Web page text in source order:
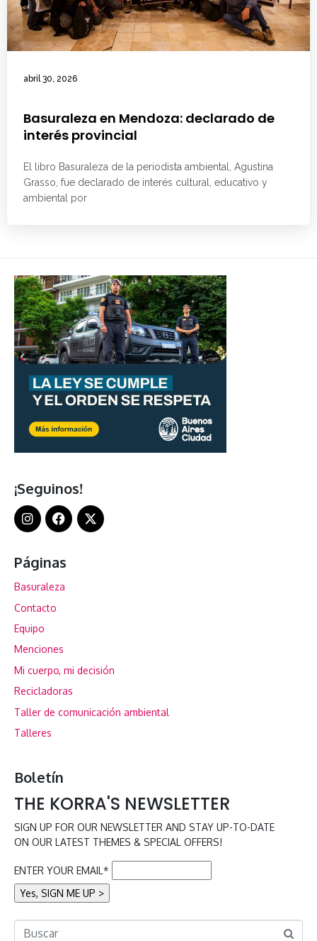
abril 30, 2026
Basuraleza en Mendoza: declarado de
interés provincial
El libro Basuraleza de la periodista ambiental, Agustina
Grasso, fue declarado de interés cultural, educativo y
ambiental por
¡Seguinos!
Páginas
Basuraleza
Contacto
Equipo
Menciones
Mi cuerpo, mi decisión
Recicladoras
Taller de comunicación ambiental
Talleres
Boletín
THE KORRA'S NEWSLETTER
SIGN UP FOR OUR NEWSLETTER AND STAY UP-TO-DATE
ON OUR LATEST THEMES & SPECIAL OFFERS!
ENTER YOUR EMAIL*